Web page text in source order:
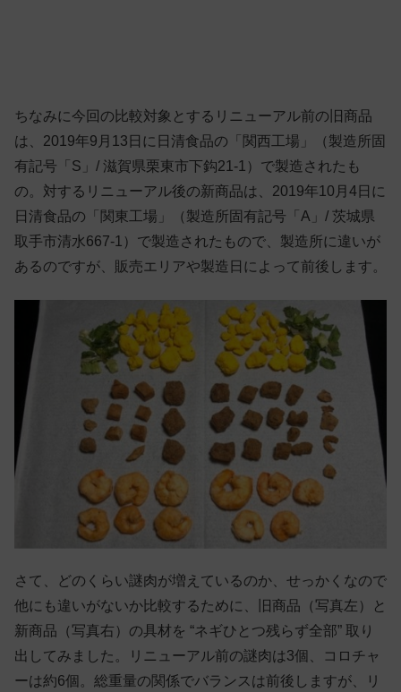
ちなみに今回の比較対象とするリニューアル前の旧商品
は、2019年9月13日に日清食品の「関西工場」（製造所固
有記号「S」/ 滋賀県栗東市下鈎21-1）で製造されたも
の。対するリニューアル後の新商品は、2019年10月4日に
日清食品の「関東工場」（製造所固有記号「A」/ 茨城県
取手市清水667-1）で製造されたもので、製造所に違いが
あるのですが、販売エリアや製造日によって前後します。
さて、どのくらい謎肉が増えているのか、せっかくなので
他にも違いがないか比較するために、旧商品（写真左）と
新商品（写真右）の具材を “ネギひとつ残らず全部” 取り
出してみました。リニューアル前の謎肉は3個、コロチャ
ーは約6個。総重量の関係でバランスは前後しますが、リ